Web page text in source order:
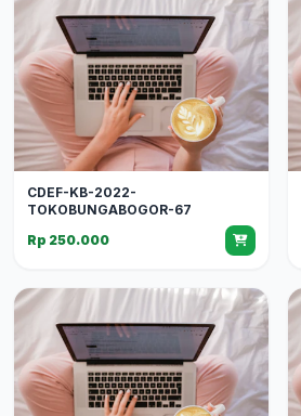
CDEF-KB-2022-
TOKOBUNGABOGOR-67
Rp 250.000